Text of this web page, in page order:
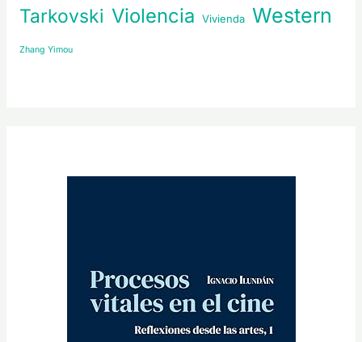
Tarkovski Violencia Vivienda Western
Zhang Yimou